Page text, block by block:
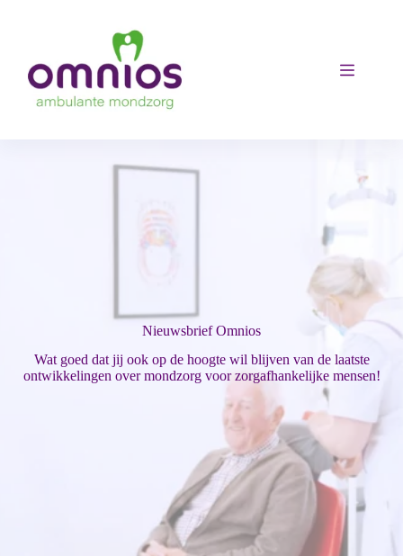
Nieuwsbrief Omnios
Wat goed dat jij ook op de hoogte wil blijven van de laatste
ontwikkelingen over mondzorg voor zorgafhankelijke mensen!